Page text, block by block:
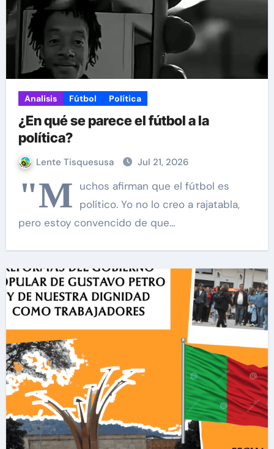
Analisis Fútbol Política
¿En qué se parece el fútbol a la
política?
Lente Tisquesusa Jul 21, 2026
"M uchos afirman que el fútbol es
político. Yo no lo creo a rajatabla,
pero estoy convencido de que…